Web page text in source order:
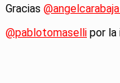
Gracias
@pablotomaselli por la